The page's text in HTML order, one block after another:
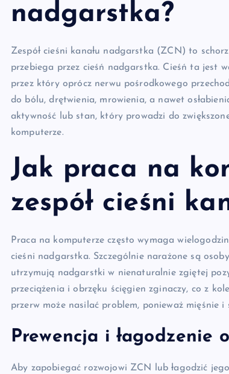
nadgarstka?
Zespół cieśni kanału nadgarstka (ZCN) to
przebiega przez cieśń nadgarstka. Cieśń ta jest
przez który oprócz nerwu pośrodkowego
do bólu, drętwienia, mrowienia, a nawet
aktywność lub stan, który prowadzi do
komputerze.
Jak praca na
zespół cieśni
Praca na komputerze często wymaga
cieśni nadgarstka. Szczególnie narażone są
utrzymują nadgarstki w nienaturalnie zgiętej
przeciążenia i obrzęku ścięgien zginaczy, co z
przerw może nasilać problem, ponieważ mięśnie
Prewencja i łagodzenie
Aby zapobiegać rozwojowi ZCN lub łagodzić